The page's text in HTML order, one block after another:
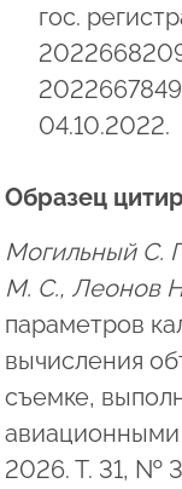
гос.
04.10.2022.
Образец
Могильный С.
М. С., Леонов
параметров
вычисления
съемке,
авиационными
2026. Т. 31, №